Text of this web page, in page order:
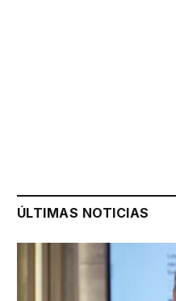
ÚLTIMAS NOTICIAS